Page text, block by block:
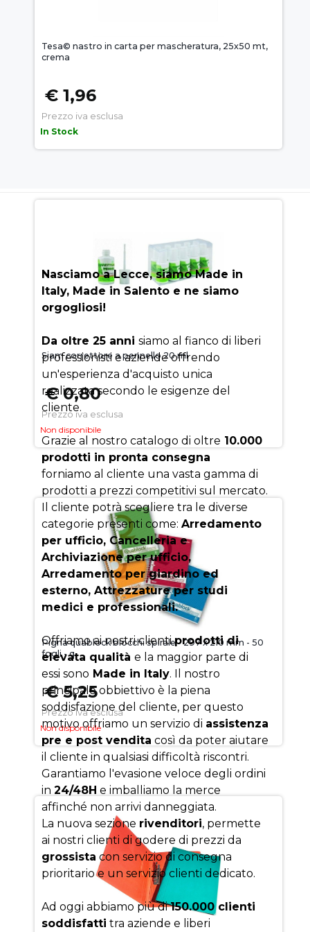
Tesa© nastro in carta per mascheratura, 25x50 mt,
crema
€ 1,96
Prezzo iva esclusa
In Stock
Siam correttore a pennello 20 ml
€ 0,80
Prezzo iva esclusa
Non disponibile
Pigna quablock blocchi spirale - 297 x 210 mm - 50
fogli - q
€ 5,25
Prezzo iva esclusa
Non disponibile
SUCCESSO
Nasciamo a Lecce, siamo Made in
Italy, Made in Salento e ne siamo
orgogliosi!
Da oltre 25 anni siamo al fianco di liberi
professionisti e aziende offrendo
un'esperienza d'acquisto unica
realizzata secondo le esigenze del
cliente.
Grazie al nostro catalogo di oltre 10.000
prodotti in pronta consegna
forniamo al cliente una vasta gamma di
prodotti a prezzi competitivi sul mercato.
Il cliente potrà scegliere tra le diverse
categorie presenti come: Arredamento
per ufficio, Cancelleria e
Archiviazione per ufficio,
Arredamento per giardino ed
esterno, Attrezzature per studi
medici e professionali.
Offriamo ai nostri clientiprodotti di
elevata qualità e la maggior parte di
essi sono Made in Italy. Il nostro
principale obbiettivo è la piena
soddisfazione del cliente, per questo
motivo offriamo un servizio di assistenza
pre e post vendita così da poter aiutare
il cliente in qualsiasi difficoltà riscontri.
Garantiamo l'evasione veloce degli ordini
in 24/48H e imballiamo la merce
affinché non arrivi danneggiata.
La nuova sezione rivenditori, permette
ai nostri clienti di godere di prezzi da
grossista con servizio di consegna
prioritario e un servizio clienti dedicato.
Ad oggi abbiamo più di150.000 clienti
soddisfatti tra aziende e liberi